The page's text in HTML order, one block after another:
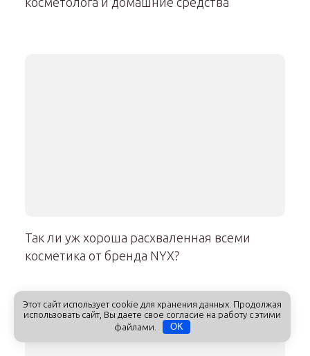
Так ли уж хороша расхваленная всеми
косметика от бренда NYX?
Этот сайт использует cookie для хранения данных. Продолжая
использовать сайт, Вы даете свое согласие на работу с этими
файлами.
OK